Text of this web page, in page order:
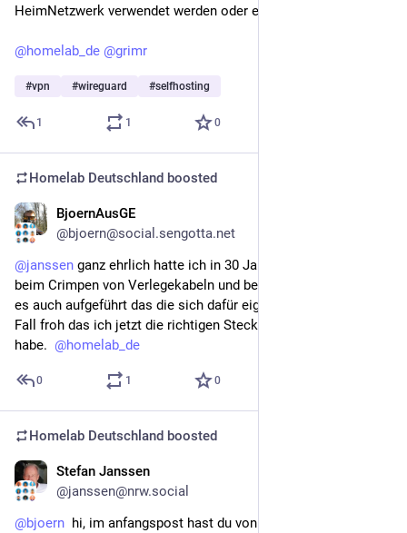
HeimNetzwerk verwendet werden oder eben nicht?
@homelab_de @grimr
#vpn #wireguard #selfhosting
1 1 0
Homelab Deutschland boosted
BjoernAusGE
@bjoern@social.sengotta.net
@janssen ganz ehrlich hatte ich in 30 Jahren nie Probleme
beim Crimpen von Verlegekabeln und bei den meisten Stecker
es auch aufgeführt das die sich dafür eignen. Ich bin auf jeden
Fall froh das ich jetzt die richtigen Stecker wieder gefunden
habe. @homelab_de
0 1 0
Homelab Deutschland boosted
Stefan Janssen
@janssen@nrw.social
@bjoern
  hi, im anfangspost hast du von verlegekabel